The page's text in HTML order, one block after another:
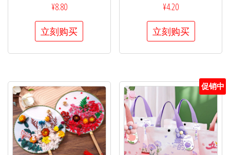
¥8.80
立刻购买
¥4.20
立刻购买
促销中